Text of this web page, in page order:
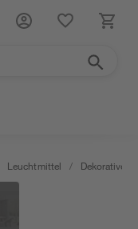
Leuchtmittel / Dekorative